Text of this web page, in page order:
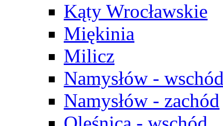
Kąty Wrocławskie
Miękinia
Milicz
Namysłów -
Namysłów - zachód